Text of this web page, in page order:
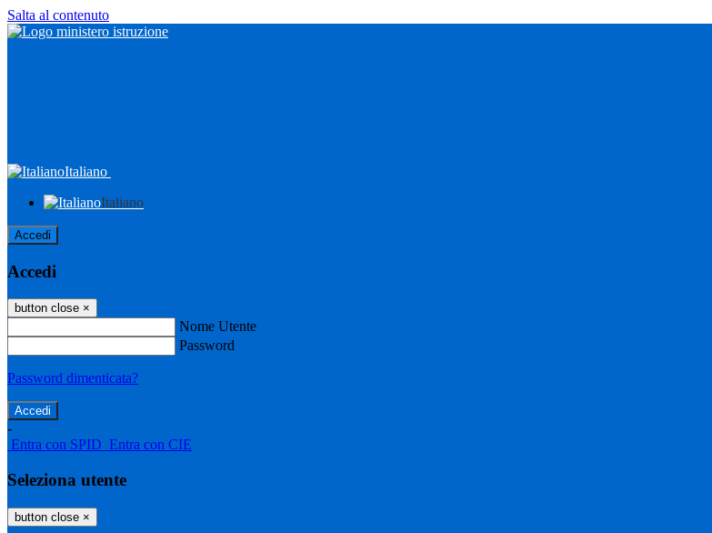
Salta al contenuto
Italiano
Italiano
Accedi
Accedi
button close ×
Nome Utente
Password
Password dimenticata?
-
Entra con SPID Entra con CIE
Seleziona utente
button close ×